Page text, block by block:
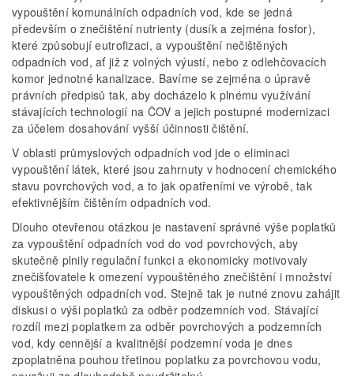
vypouštění komunálních odpadních vod, kde se jedná
především o znečištění nutrienty (dusík a zejména fosfor),
které způsobují eutrofizaci, a vypouštění nečištěných
odpadních vod, ať již z volných výustí, nebo z odlehčovacích
komor jednotné kanalizace. Bavíme se zejména o úpravě
právních předpisů tak, aby docházelo k plnému využívání
stávajících technologií na ČOV a jejich postupné modernizaci
za účelem dosahování vyšší účinnosti čištění.
V oblasti průmyslových odpadních vod jde o eliminaci
vypouštění látek, které jsou zahrnuty v hodnocení chemického
stavu povrchových vod, a to jak opatřeními ve výrobě, tak
efektivnějším čištěním odpadních vod.
Dlouho otevřenou otázkou je nastavení správné výše poplatků
za vypouštění odpadních vod do vod povrchových, aby
skutečně plnily regulační funkci a ekonomicky motivovaly
znečišťovatele k omezení vypouštěného znečištění i množství
vypouštěných odpadních vod. Stejně tak je nutné znovu zahájit
diskusi o výši poplatků za odběr podzemních vod. Stávající
rozdíl mezi poplatkem za odběr povrchových a podzemních
vod, kdy cennější a kvalitnější podzemní voda je dnes
zpoplatněna pouhou třetinou poplatku za povrchovou vodu,